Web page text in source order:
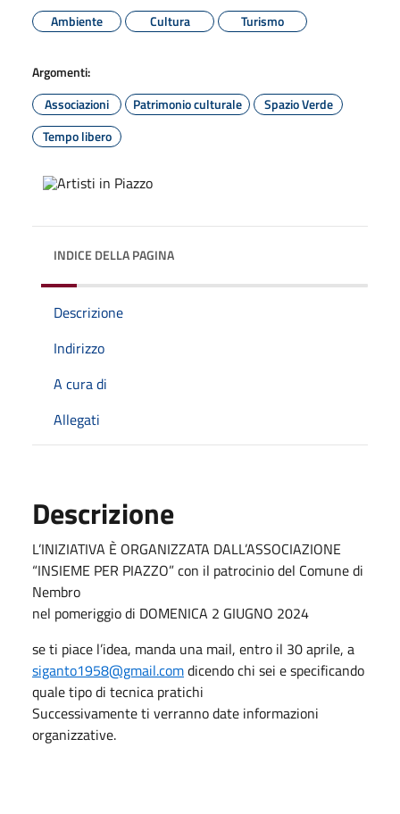
Ambiente
Cultura Turismo
Argomenti:
Associazioni
Patrimonio culturale
Spazio Verde
Tempo libero
INDICE DELLA PAGINA
Descrizione
Indirizzo
A cura di
Allegati
Descrizione
L’INIZIATIVA È ORGANIZZATA DALL’ASSOCIAZIONE
“INSIEME PER PIAZZO” con il patrocinio del Comune di
Nembro
nel pomeriggio di DOMENICA 2 GIUGNO 2024
se ti piace l’idea, manda una mail, entro il 30 aprile, a
siganto1958@gmail.comdicendo chi sei e specificando
quale tipo di tecnica pratichi
Successivamente ti verranno date informazioni
organizzative.